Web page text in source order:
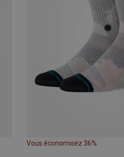
Vous économisez 36%